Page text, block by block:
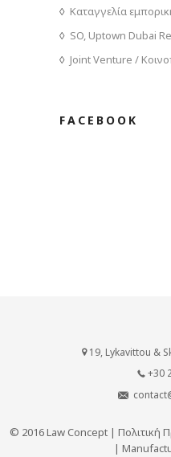
Καταγγελία
SO, Uptown Dubai
Joint Venture /
FACEBOOK
19, Lykavittou &
+30
© 2016 Law Concept | Πολιτική
|